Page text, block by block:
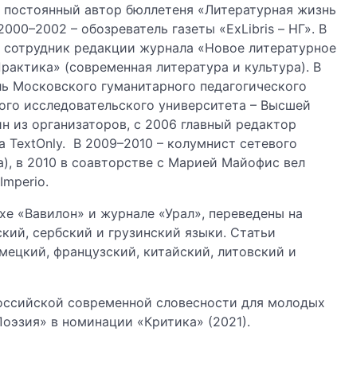
постоянный автор бюллетеня «Литературная жизнь
– обозреватель газеты «ExLibris – НГ». В
редакции журнала «Новое литературное
(современная литература и культура). В
Московского гуманитарного педагогического
исследовательского университета – Высшей
организаторов, с 2006 главный редактор
TextOnly. В 2009–2010 – колумнист сетевого
в 2010 в соавторстве с Марией Майофис вел
«Вавилон» и журнале «Урал», переведены на
сербский и грузинский языки. Статьи
французский, китайский, литовский и
современной словесности для молодых
в номинации «Критика» (2021).